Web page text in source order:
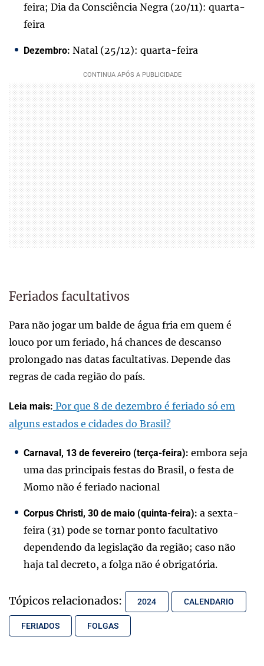
feira; Dia da Consciência Negra (20/11): quarta-
feira
Dezembro: Natal (25/12): quarta-feira
Feriados facultativos
Para não jogar um balde de água fria em quem é
louco por um feriado, há chances de descanso
prolongado nas datas facultativas. Depende das
regras de cada região do país.
Leia mais: Por que 8 de dezembro é feriado só em
alguns estados e cidades do Brasil?
Carnaval, 13 de fevereiro (terça-feira): embora seja
uma das principais festas do Brasil, o festa de
Momo não é feriado nacional
Corpus Christi, 30 de maio (quinta-feira): a sexta-
feira (31) pode se tornar ponto facultativo
dependendo da legislação da região; caso não
haja tal decreto, a folga não é obrigatória.
Tópicos relacionados: 2024 CALENDARIO
FERIADOS FOLGAS